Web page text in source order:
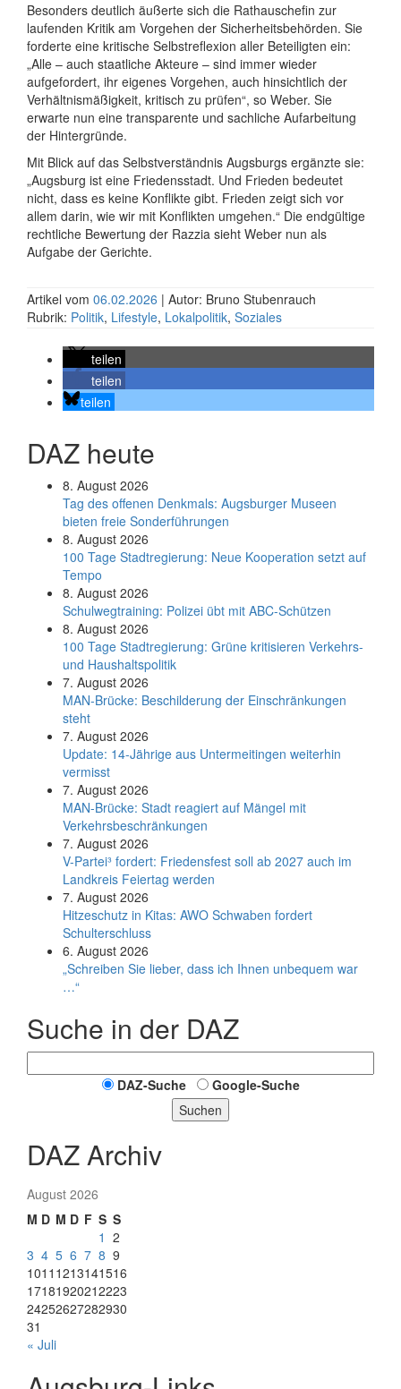
Besonders deutlich äußerte sich die Rathauschefin zur
laufenden Kritik am Vorgehen der Sicherheitsbehörden. Sie
forderte eine kritische Selbstreflexion aller Beteiligten ein:
„Alle – auch staatliche Akteure – sind immer wieder
aufgefordert, ihr eigenes Vorgehen, auch hinsichtlich der
Verhältnismäßigkeit, kritisch zu prüfen“, so Weber. Sie
erwarte nun eine transparente und sachliche Aufarbeitung
der Hintergründe.
Mit Blick auf das Selbstverständnis Augsburgs ergänzte sie:
„Augsburg ist eine Friedensstadt. Und Frieden bedeutet
nicht, dass es keine Konflikte gibt. Frieden zeigt sich vor
allem darin, wie wir mit Konflikten umgehen.“ Die endgültige
rechtliche Bewertung der Razzia sieht Weber nun als
Aufgabe der Gerichte.
Artikel vom 06.02.2026 | Autor: Bruno Stubenrauch
Rubrik: Politik, Lifestyle, Lokalpolitik, Soziales
teilen
teilen
teilen
DAZ heute
8. August 2026
Tag des offenen Denkmals: Augsburger Museen
bieten freie Sonderführungen
8. August 2026
100 Tage Stadtregierung: Neue Kooperation setzt auf
Tempo
8. August 2026
Schul­weg­trai­ning: Poli­zei übt mit ABC-Schüt­zen
8. August 2026
100 Tage Stadtregierung: Grüne kritisieren Verkehrs-
und Haushaltspolitik
7. August 2026
MAN-Brücke: Beschilderung der Einschränkungen
steht
7. August 2026
Update: 14-Jährige aus Untermeitingen weiterhin
vermisst
7. August 2026
MAN-Brücke: Stadt reagiert auf Mängel mit
Verkehrsbeschränkungen
7. August 2026
V-Partei­³ fordert: Friedens­fest soll ab 2027 auch im
Land­kreis Feier­tag werden
7. August 2026
Hitzeschutz in Kitas: AWO Schwaben fordert
Schulterschluss
6. August 2026
„Schreiben Sie lieber, dass ich Ihnen unbequem war
…“
Suche in der DAZ
DAZ-Suche
Google-Suche
Suchen
DAZ Archiv
August 2026
M D M D F S S
1 2
3 4 5 6 7 8 9
1011 1213141516
17181920212223
24252627282930
31
« Juli